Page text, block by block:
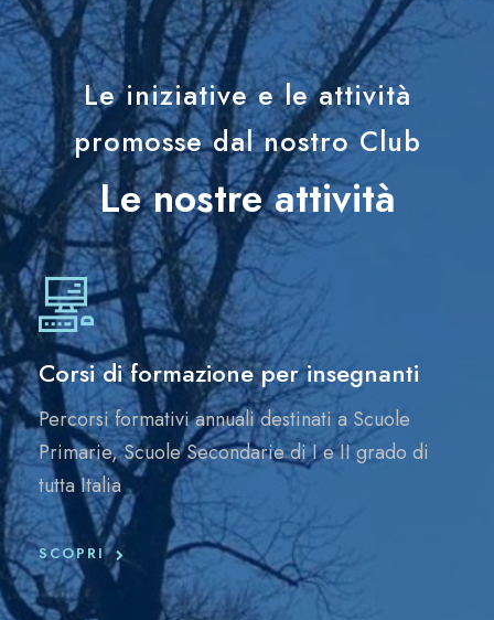
Le iniziative e le attività
promosse dal nostro Club
Le nostre attività
Corsi di formazione per insegnanti
Percorsi formativi annuali destinati a Scuole
Primarie, Scuole Secondarie di I e II grado di
tutta Italia
SCOPRI